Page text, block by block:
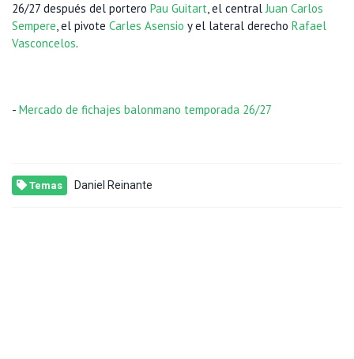
26/27 después del portero Pau Guitart, el centralJuan Carlos
Sempere, el pivote Carles Asensio y el lateral derecho Rafael
Vasconcelos.
- Mercado de fichajes balonmano temporada 26/27
Temas Daniel Reinante